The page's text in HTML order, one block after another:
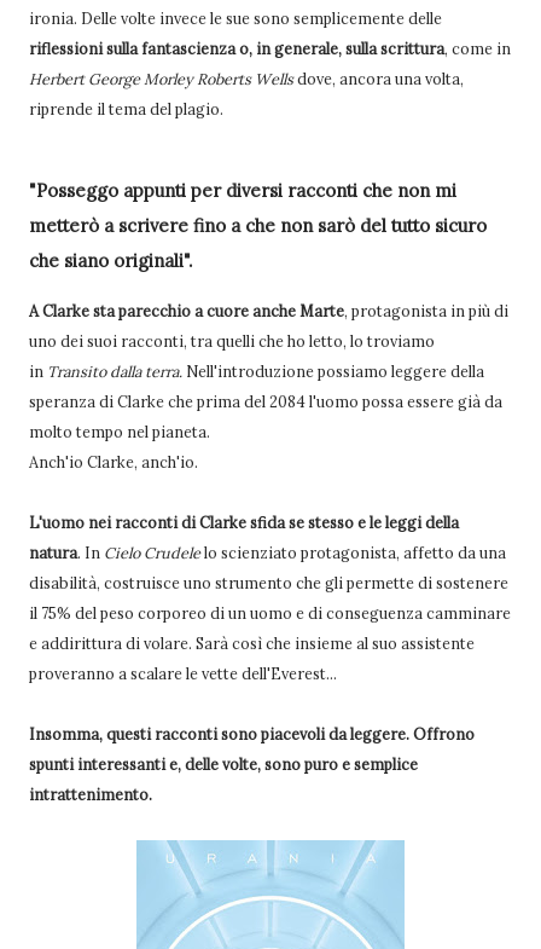
ironia. Delle volte invece le sue sono semplicemente delle
riflessioni sulla fantascienza o, in generale, sulla scrittura, come in
Herbert George Morley Roberts Wellsdove, ancora una volta,
riprende il tema del plagio.
"Posseggo appunti per diversi racconti che non mi
metterò a scrivere fino a che non sarò del tutto sicuro
che siano originali".
A Clarke sta parecchio a cuore anche Marte, protagonista in più di
uno dei suoi racconti, tra quelli che ho letto, lo troviamo
in Transito dalla terra. Nell'introduzione possiamo leggere della
speranza di Clarke che prima del 2084 l'uomo possa essere già da
molto tempo nel pianeta.
Anch'io Clarke, anch'io.
L'uomo nei racconti di Clarke sfida se stesso e le leggi della
natura. In Cielo Crudelelo scienziato protagonista, affetto da una
disabilità, costruisce uno strumento che gli permette di sostenere
il 75% del peso corporeo di un uomo e di conseguenza camminare
e addirittura di volare. Sarà così che insieme al suo assistente
proveranno a scalare le vette dell'Everest...
Insomma, questi racconti sono piacevoli da leggere. Offrono
spunti interessanti e, delle volte, sono puro e semplice
intrattenimento.